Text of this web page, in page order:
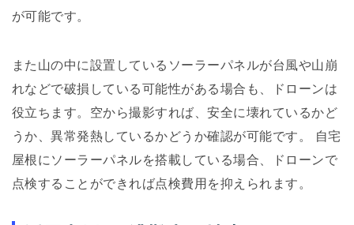
が可能です。
また山の中に設置しているソーラーパネルが台風や山崩
れなどで破損している可能性がある場合も、ドローンは
役立ちます。空から撮影すれば、安全に壊れているかど
うか、異常発熱しているかどうか確認が可能です。 自宅
屋根にソーラーパネルを搭載している場合、ドローンで
点検することができれば点検費用を抑えられます。